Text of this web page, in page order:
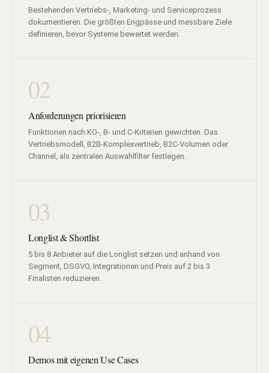
Bestehenden Vertriebs-, Marketing- und Serviceprozess
dokumentieren. Die größten Engpässe und messbare Ziele
definieren, bevor Systeme bewertet werden.
02
Anforderungen priorisieren
Funktionen nach KO-, B- und C-Kriterien gewichten. Das
Vertriebsmodell, B2B-Komplexvertrieb, B2C-Volumen oder
Channel, als zentralen Auswahlfilter festlegen.
03
Longlist & Shortlist
5 bis 8 Anbieter auf die Longlist setzen und anhand von
Segment, DSGVO, Integrationen und Preis auf 2 bis 3
Finalisten reduzieren.
04
Demos mit eigenen Use Cases